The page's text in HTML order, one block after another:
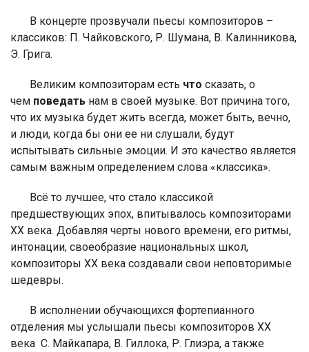
В концерте прозвучали пьесы композиторов –
классиков: П. Чайковского, Р. Шумана, В. Калинникова,
Э. Грига.
Великим композиторам есть что сказать, о
чем поведать нам в своей музыке. Вот причина того,
что их музыка будет жить всегда, может быть, вечно,
и люди, когда бы они ее ни слушали, будут
испытывать сильные эмоции. И это качество является
самым важным определением слова «классика».
Всё то лучшее, что стало классикой
предшествующих эпох, впитывалось композиторами
XX века. Добавляя черты нового времени, его ритмы,
интонации, своеобразие национальных школ,
композиторы XX века создавали свои неповторимые
шедевры.
В исполнении обучающихся фортепианного
отделения мы услышали пьесы композиторов ХХ
века С. Майкапара, В. Гиллока, Р. Глиэра, а также